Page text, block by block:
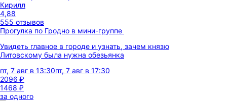
Кирилл
4,88
555 отзывов
Прогулка по Гродно в мини-группе
Увидеть главное в городе и узнать, зачем князю
Литовскому была нужна обезьянка
пт, 7 авг в 13:30пт, 7 авг в 17:30
2096 ₽
1468 ₽
за одного